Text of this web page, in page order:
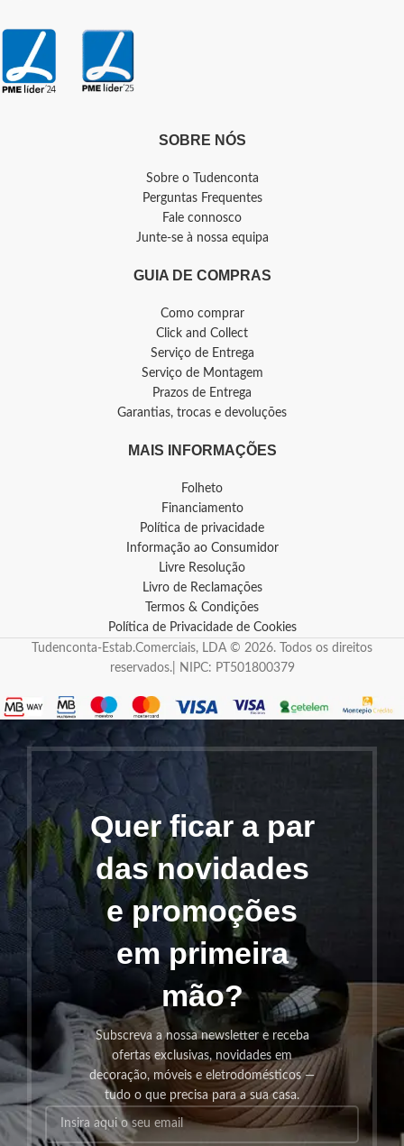
SOBRE NÓS
Sobre o Tudenconta
Perguntas Frequentes
Fale connosco
Junte-se à nossa equipa
GUIA DE COMPRAS
Como comprar
Click and Collect
Serviço de Entrega
Serviço de Montagem
Prazos de Entrega
Garantias, trocas e devoluções
MAIS INFORMAÇÕES
Folheto
Financiamento
Política de privacidade
Informação ao Consumidor
Livre Resolução
Livro de Reclamações
Termos & Condições
Política de Privacidade de Cookies
Tudenconta-Estab.Comerciais, LDA © 2026. Todos os direitos
reservados.| NIPC: PT501800379
Quer ficar a par
das novidades
e promoções
em primeira
mão?
Subscreva a nossa newsletter e receba
ofertas exclusivas, novidades em
decoração, móveis e eletrodomésticos —
tudo o que precisa para a sua casa.